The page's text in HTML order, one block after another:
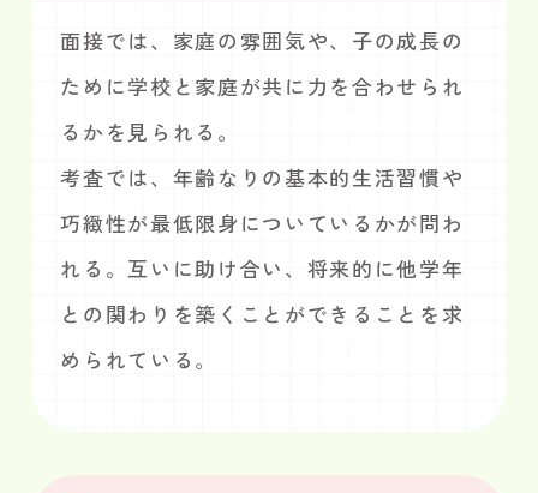
面接では、家庭の雰囲気や、子の成長の
ために学校と家庭が共に力を合わせられ
るかを見られる。
考査では、年齢なりの基本的生活習慣や
巧緻性が最低限身についているかが問わ
れる。互いに助け合い、将来的に他学年
との関わりを築くことができることを求
められている。